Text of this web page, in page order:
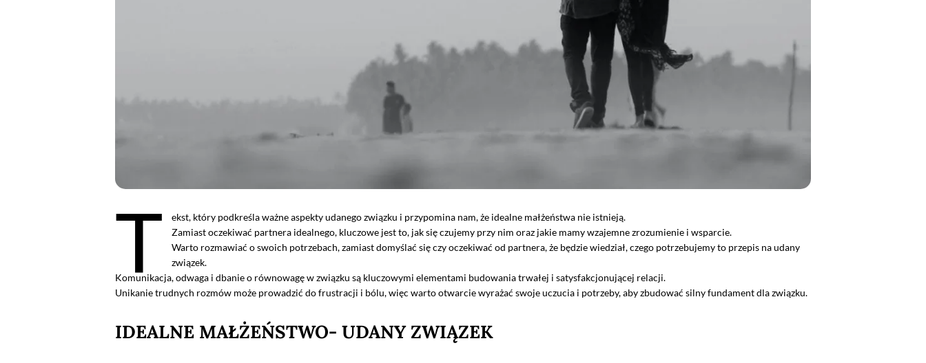
T
ekst, który podkreśla ważne aspekty udanego związku i przypomina nam, że idealne małżeństwa nie istnieją.
Zamiast oczekiwać partnera idealnego, kluczowe jest to, jak się czujemy przy nim oraz jakie mamy wzajemne zrozumienie i wsparcie.
Warto rozmawiać o swoich potrzebach, zamiast domyślać się czy oczekiwać od partnera, że będzie wiedział, czego potrzebujemy to przepis na udany
związek.
Komunikacja, odwaga i dbanie o równowagę w związku są kluczowymi elementami budowania trwałej i satysfakcjonującej relacji.
Unikanie trudnych rozmów może prowadzić do frustracji i bólu, więc warto otwarcie wyrażać swoje uczucia i potrzeby, aby zbudować silny fundament dla związku.
IDEALNE MAŁŻEŃSTWO- UDANY ZWIĄZEK